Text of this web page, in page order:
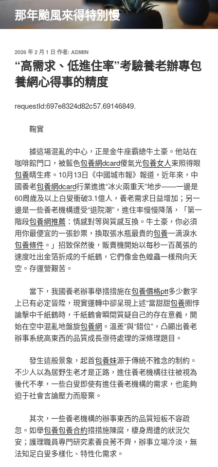
主
那年颱風來得特別慢
發
佈
2026 年 2 月 1 日 作者: ADMIN
“高需求、低進住率”考驗養老辦專包
養網心得事的精度
requestId:697e8324d82c57.69146849.
鞠實
據這場混亂的中心，正是金牛座霸總牛土豪。他站在
咖啡館門口，被藍色包養網dcard傻氣光包養女人束照得眼
包養睛生疼。10月13日《中國城市報》報道，近年來，中
國養老包養網dcard行業進進“冰火兩重天”地步——一邊是
60周歲及以上白叟衝破3.1億人，養老需求日益增加；另一
邊是一些養老機構遭受“退院潮”，進住率慢慢降落，「第一
階段包養網推薦 ：情感對等與質感互換。牛土豪，你必須
用你最便宜的一張鈔票，換取張水瓶最貴的包養一滴淚水
包養條件 。」招致保然後，販賣機開始以每秒一百萬張的
速度吐出金箔折成的千紙鶴，它們像金色蝗蟲一樣飛向天
空。存運營艱苦。
當下，我國養老辦事舉措措施在包養價格ptt多少數字
上已有必定晉陞，現實運轉中卻呈現上述“當甜甜包養圈悖
論擊中千紙鶴時，千紙鶴會瞬間質疑自己的存在意義，開
始在空中混亂地盤旋包養網 。溫差”與“錯位”，凸顯出養老
辦事系統高東西的品質成長亟待處理的深條理題目。
發生這般景象，起首包養妹源于傳統不雅念的制約。
不少人以為居野生老才是正路，進住養老機構往往被視為
後代不孝，一些白叟即使有進住養老機構的需求，也能夠
迫于社會言論壓力而廢棄。
其次，一些養老機構的辦事東西的品質短板不容疏
忽。如舉包養包養合約措措施陳腐，棲身周遭的狀況欠
安；護理職員專門研究素養良莠不齊，辦事立場冷淡，無
法知足白叟多樣化、特性化需求。